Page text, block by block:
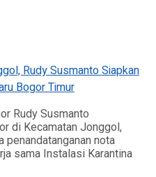
Rudy Susmanto
di Kecamatan Jonggol,
penandatanganan nota
sama Instalasi Karantina